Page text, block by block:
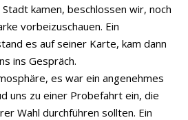
kamen, beschlossen wir, noch
vorbeizuschauen. Ein
es auf seiner Karte, kam dann
ins Gespräch.
es war ein angenehmes
uns zu einer Probefahrt ein, die
Wahl durchführen sollten. Ein